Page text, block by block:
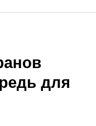
для